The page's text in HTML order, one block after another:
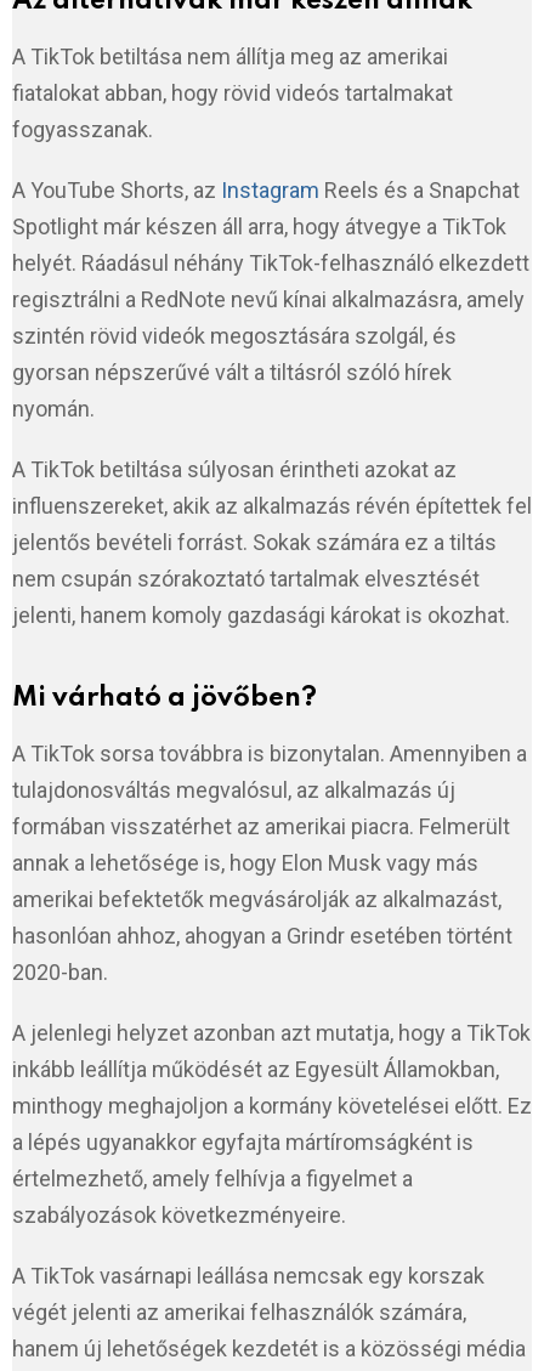
A TikTok betiltása nem állítja meg az amerikai
fiatalokat abban, hogy rövid videós tartalmakat
fogyasszanak.
A YouTube Shorts, az Instagram Reels és a Snapchat
Spotlight már készen áll arra, hogy átvegye a TikTok
helyét. Ráadásul néhány TikTok-felhasználó elkezdett
regisztrálni a RedNote nevű kínai alkalmazásra, amely
szintén rövid videók megosztására szolgál, és
gyorsan népszerűvé vált a tiltásról szóló hírek
nyomán.
A TikTok betiltása súlyosan érintheti azokat az
influenszereket, akik az alkalmazás révén építettek fel
jelentős bevételi forrást. Sokak számára ez a tiltás
nem csupán szórakoztató tartalmak elvesztését
jelenti, hanem komoly gazdasági károkat is okozhat.
Mi várható a jövőben?
A TikTok sorsa továbbra is bizonytalan. Amennyiben a
tulajdonosváltás megvalósul, az alkalmazás új
formában visszatérhet az amerikai piacra. Felmerült
annak a lehetősége is, hogy Elon Musk vagy más
amerikai befektetők megvásárolják az alkalmazást,
hasonlóan ahhoz, ahogyan a Grindr esetében történt
2020-ban.
A jelenlegi helyzet azonban azt mutatja, hogy a TikTok
inkább leállítja működését az Egyesült Államokban,
minthogy meghajoljon a kormány követelései előtt. Ez
a lépés ugyanakkor egyfajta mártíromságként is
értelmezhető, amely felhívja a figyelmet a
szabályozások következményeire.
A TikTok vasárnapi leállása nemcsak egy korszak
végét jelenti az amerikai felhasználók számára,
hanem új lehetőségek kezdetét is a közösségi média